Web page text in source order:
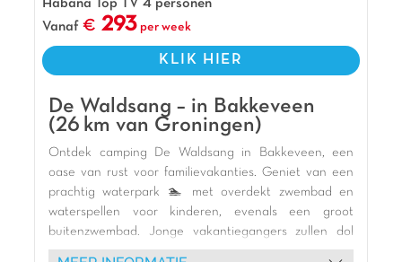
Habana Top TV 4 personen
Vanaf
293 per week
KLIK HIER
De Waldsang – in Bakkeveen
(26 km van Groningen)
Ontdek camping De Waldsang in Bakkeveen, een
oase van rust voor familievakanties. Geniet van een
prachtig waterpark 🏊 met overdekt zwembad en
waterspellen voor kinderen, evenals een groot
buitenzwembad. Jonge vakantiegangers zullen dol
zijn op de vele binnen- en buitenspeeltuinen 🎢, het